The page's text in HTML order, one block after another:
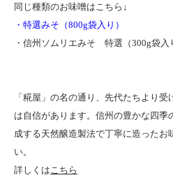
同じ種類のお味噌はこちら↓
・特選みそ（800g袋入り）
・信州ソムリエみそ 特選（300g袋入
「糀屋」の名の通り、先代たちより
は自信があります。信州の豊かな四季
成する天然醸造製法で丁寧に造ったお
い。
詳しくは こちら